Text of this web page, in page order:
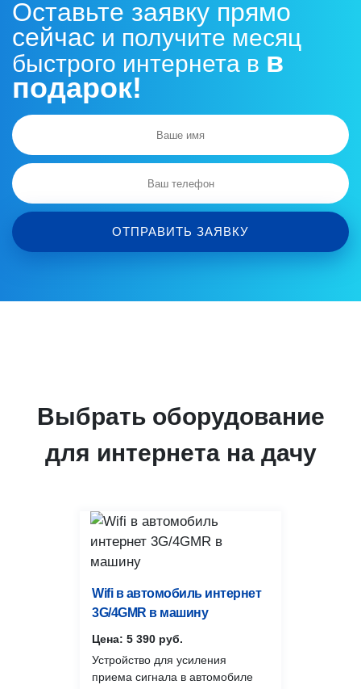
4
МОНТАЖНЫЕ РАБОТЫ
Инженер выполнит монтаж
спутниковой тарелки, заведет
кабеля в помещение и установит
Wi-Fi роутер.
5
Настраиваем оборудование так,
чтобы избежать возможных
Оставьте заявку прямо
сейчас и получите месяц
быстрого интернета в в
подарок!
ОТПРАВИТЬ ЗАЯВКУ
Выбрать оборудование
для интернета на дачу
Wifi в автомобиль интернет
3G/4GMR в машину
Цена: 5 390 руб.
Устройство для усиления
приема сигнала в автомобиле